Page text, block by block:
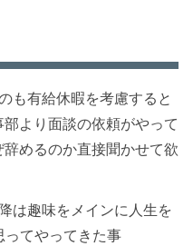
も有給休暇を考慮すると
より面談の依頼がやって
めるのか直接聞かせて欲
は趣味をメインに人生を
てやってきた事